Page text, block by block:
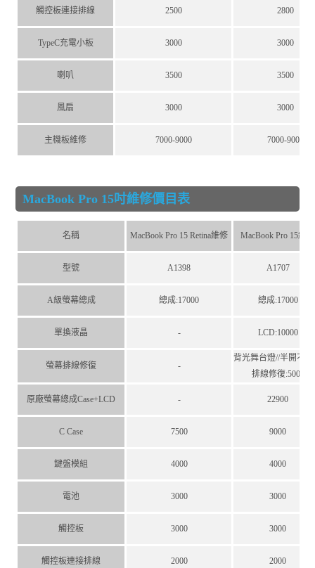
觸控板連接排線 2500 2800
TypeC充電小板 3000 3000
喇叭 3500 3500
風扇 3000 3000
主機板維修 7000-9000 7000-9000
MacBook Pro 15吋維修價目表
名稱 MacBook Pro 15 Retina維修 MacBook Pro 15維修
型號 A1398 A1707
A級螢幕總成 總成:17000 總成:17000
單換液晶 - LCD:10000
螢幕排線修復 -
背光舞台燈//半開不
排線修復:5000
原廠螢幕總成Case+LCD - 22900
C Case 7500 9000
鍵盤模組 4000 4000
電池 3000 3000
觸控板 3000 3000
觸控板連接排線 2000 2000